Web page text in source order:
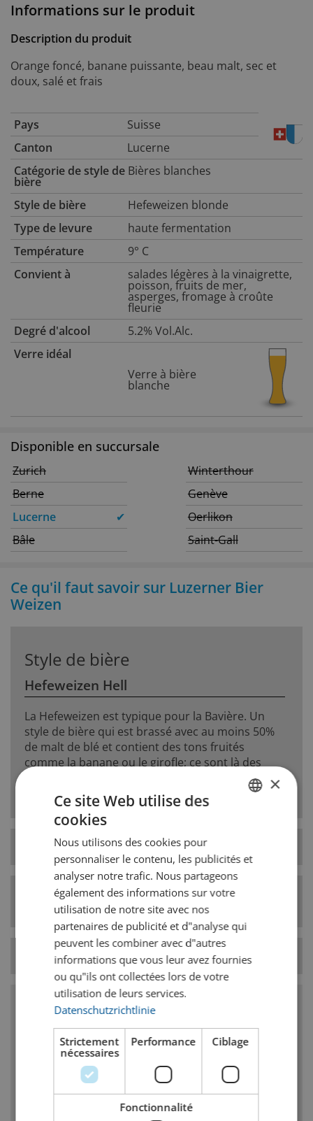
Informations sur le produit
Description du produit
Orange foncé, banane puissante, beau malt, sec et
doux, salé et frais
Pays
Suisse
Canton
Lucerne
Catégorie de style de
bière
Bières blanches
Style de bière
Hefeweizen blonde
Type de levure
haute fermentation
Température
9° C
Convient à
salades légères à la vinaigrette,
poisson, fruits de mer,
asperges, fromage à croûte
fleurie
Degré d'alcool
5.2% Vol.Alc.
Verre idéal
Verre à bière
blanche
Disponible en succursale
Zurich
Berne
Lucerne
✔
Bâle
Winterthour
Genève
Oerlikon
Saint-Gall
Ce qu'il faut savoir sur Luzerner Bier
Weizen
Style de bière
Hefeweizen Hell
La Hefeweizen est typique pour la Bavière. Un
style de bière qui est brassé avec au moins 50%
de malt de blé et contient des tons fruités
comme la banane ou le girofle; ce sont là des
produits secondaires de la levure. Belle mousse
et riche.
Type de levure haute fermentation
Catégorie de style
de bière
Bières blanches
Température 9° C
Caractéristiques
Goût et odeur ; fruité et phénol
Les signes distinctifs phénoliques sont
souvent décrits ressemblant à du girofle ou
du muscat, mais peuvent être vanillés ou
×
Ce site Web utilise des
cookies
Nous utilisons des cookies pour
personnaliser le contenu, les publicités et
analyser notre trafic. Nous partageons
également des informations sur votre
utilisation de notre site avec nos
partenaires de publicité et d"analyse qui
peuvent les combiner avec d"autres
informations que vous leur avez fournies
ou qu"ils ont collectées lors de votre
utilisation de leurs services.
Datenschutzrichtlinie
Strictement
nécessaires
Performance Ciblage
Fonctionnalité